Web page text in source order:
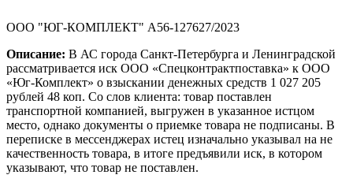
ООО "ЮГ-КОМПЛЕКТ" А56-127627/2023
Описание: В АС города Санкт-Петербурга и Ленинградской
рассматривается иск ООО «Спецконтрактпоставка» к ООО
«Юг-Комплект» о взыскании денежных средств 1 027 205
рублей 48 коп. Со слов клиента: товар поставлен
транспортной компанией, выгружен в указанное истцом
место, однако документы о приемке товара не подписаны. В
переписке в мессенджерах истец изначально указывал на не
качественность товара, в итоге предъявили иск, в котором
указывают, что товар не поставлен.